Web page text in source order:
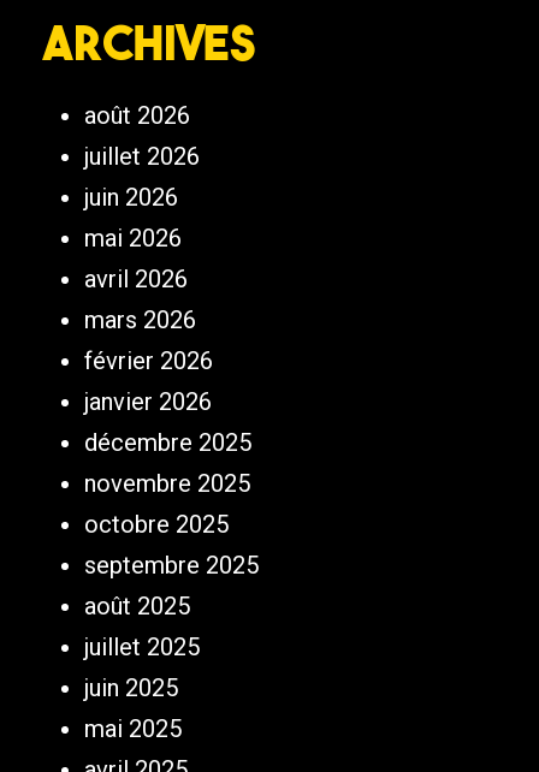
Archives
août 2026
juillet 2026
juin 2026
mai 2026
avril 2026
mars 2026
février 2026
janvier 2026
décembre 2025
novembre 2025
octobre 2025
septembre 2025
août 2025
juillet 2025
juin 2025
mai 2025